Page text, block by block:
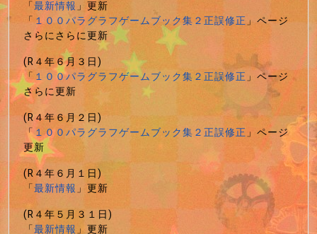
「最新情報」更新
「１００パラグラフゲームブック集２正誤修正」ページ
さらにさらに更新
(R４年６月３日)
「１００パラグラフゲームブック集２正誤修正」ページ
さらに更新
(R４年６月２日)
「１００パラグラフゲームブック集２正誤修正」ページ
更新
(R４年６月１日)
「最新情報」更新
(R４年５月３１日)
「最新情報」更新